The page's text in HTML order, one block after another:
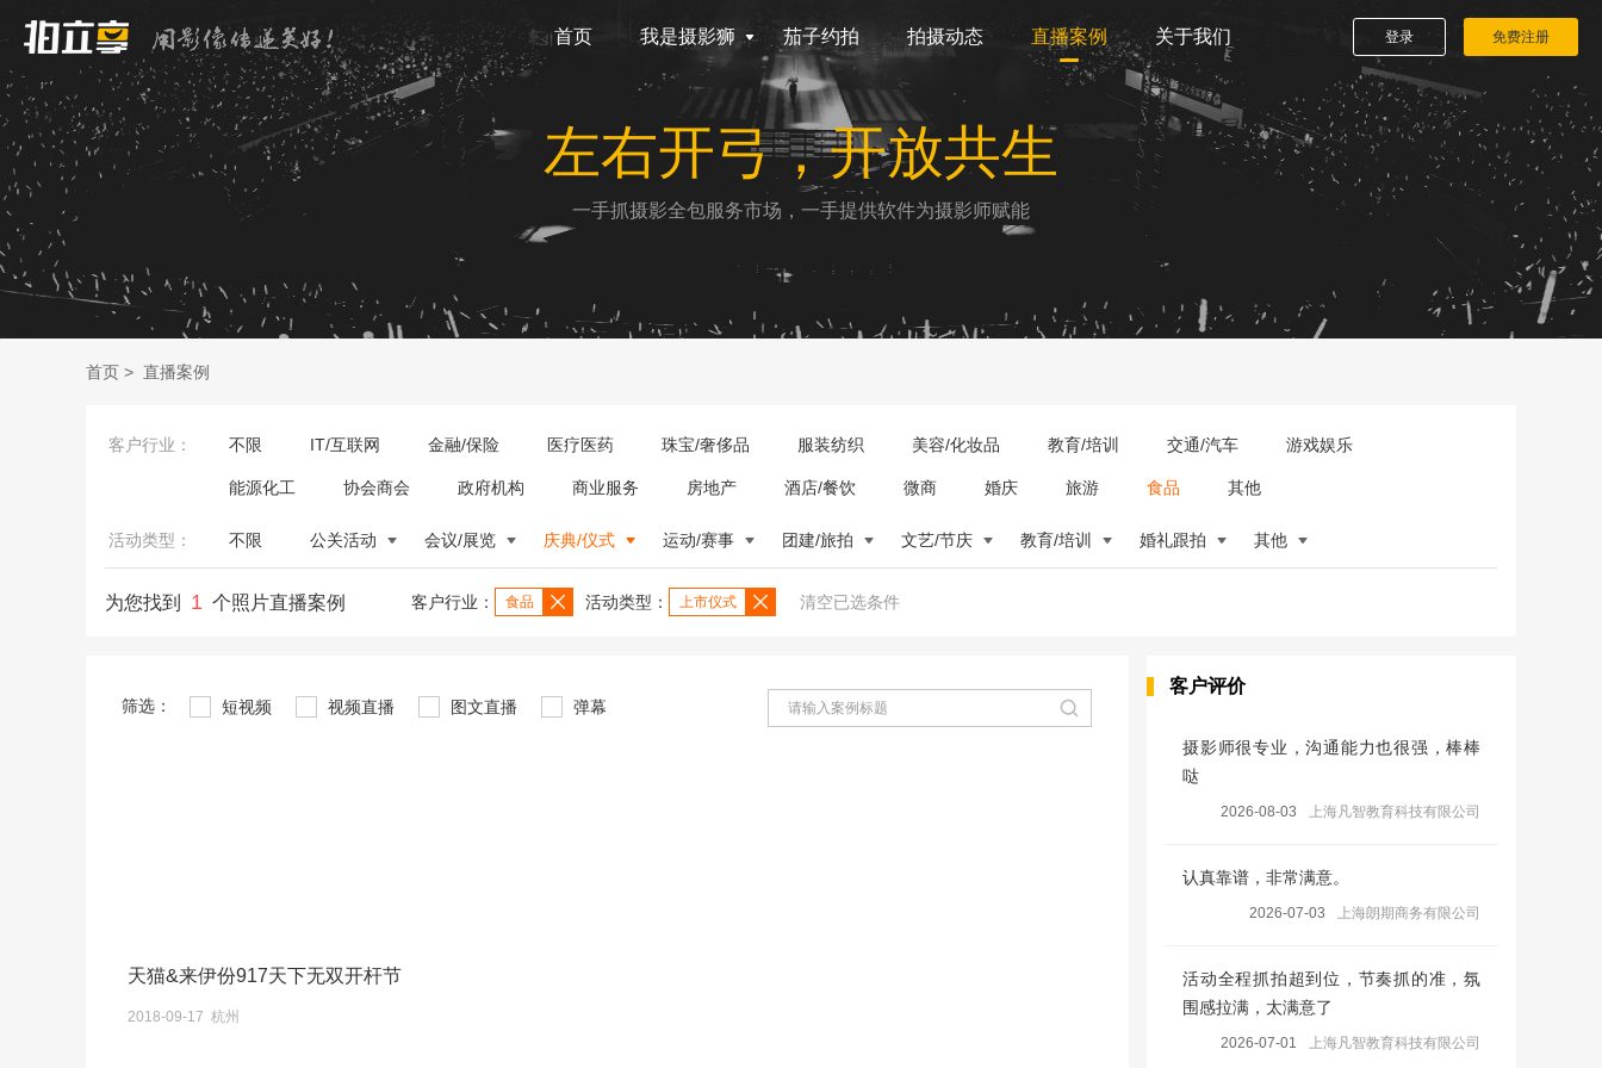
首页 我是摄影狮 茄子约拍 拍摄动态 直播案例 关于我们 登录 免费注册
左右开弓，开放共生
一手抓摄影全包服务市场，一手提供软件为摄影师赋能
首页 > 直播案例
客户行业： 不限 IT/互联网 金融/保险 医疗医药 珠宝/奢侈品 服装纺织 美容/化妆品 教育/培训 交通/汽车 游戏娱乐
能源化工 协会商会 政府机构 商业服务 房地产 酒店/餐饮 微商 婚庆 旅游 食品 其他
活动类型： 不限 公关活动 会议/展览 庆典/仪式 运动/赛事 团建/旅拍 文艺/节庆 教育/培训 婚礼跟拍 其他
为您找到 1 个照片直播案例 客户行业： 食品 活动类型： 上市仪式 清空已选条件
筛选： 短视频 视频直播 图文直播 弹幕
天猫&来伊份917天下无双开杆节
2018-09-17 杭州
客户评价
摄影师很专业，沟通能力也很强，棒棒
哒
2026-08-03 上海凡智教育科技有限公司
认真靠谱，非常满意。
2026-07-03 上海朗期商务有限公司
活动全程抓拍超到位，节奏抓的准，氛
围感拉满，太满意了
2026-07-01 上海凡智教育科技有限公司